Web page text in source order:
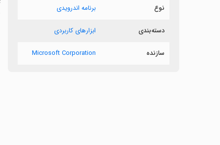
نوع برنامه اندرویدی
دسته‌بندی ابزارهای کاربردی
سازنده Microsoft Corporation